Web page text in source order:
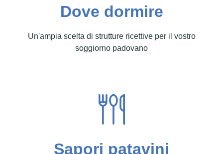
Dove dormire
Un'ampia scelta di strutture ricettive per il vostro
soggiorno padovano
Sapori patavini